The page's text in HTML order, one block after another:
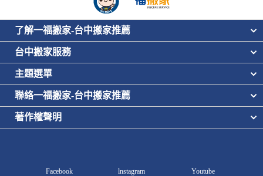
了解一福搬家-台中搬家推薦
台中搬家服務
主題選單
聯絡一福搬家-台中搬家推薦
著作權聲明
Facebook lnstagram Youtube